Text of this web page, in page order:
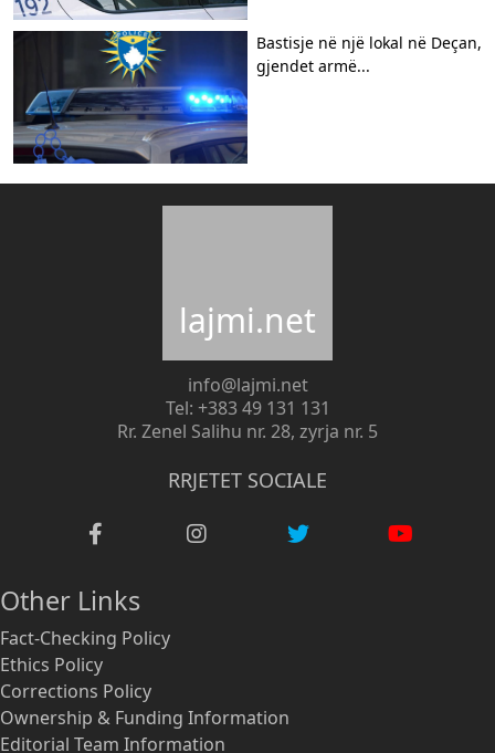
Bastisje në një lokal në Deçan,
gjendet armë...
lajmi.net
info@lajmi.net
Tel: +383 49 131 131
Rr. Zenel Salihu nr. 28, zyrja nr. 5
RRJETET SOCIALE
Other Links
Fact-Checking Policy
Ethics Policy
Corrections Policy
Ownership & Funding Information
Editorial Team Information